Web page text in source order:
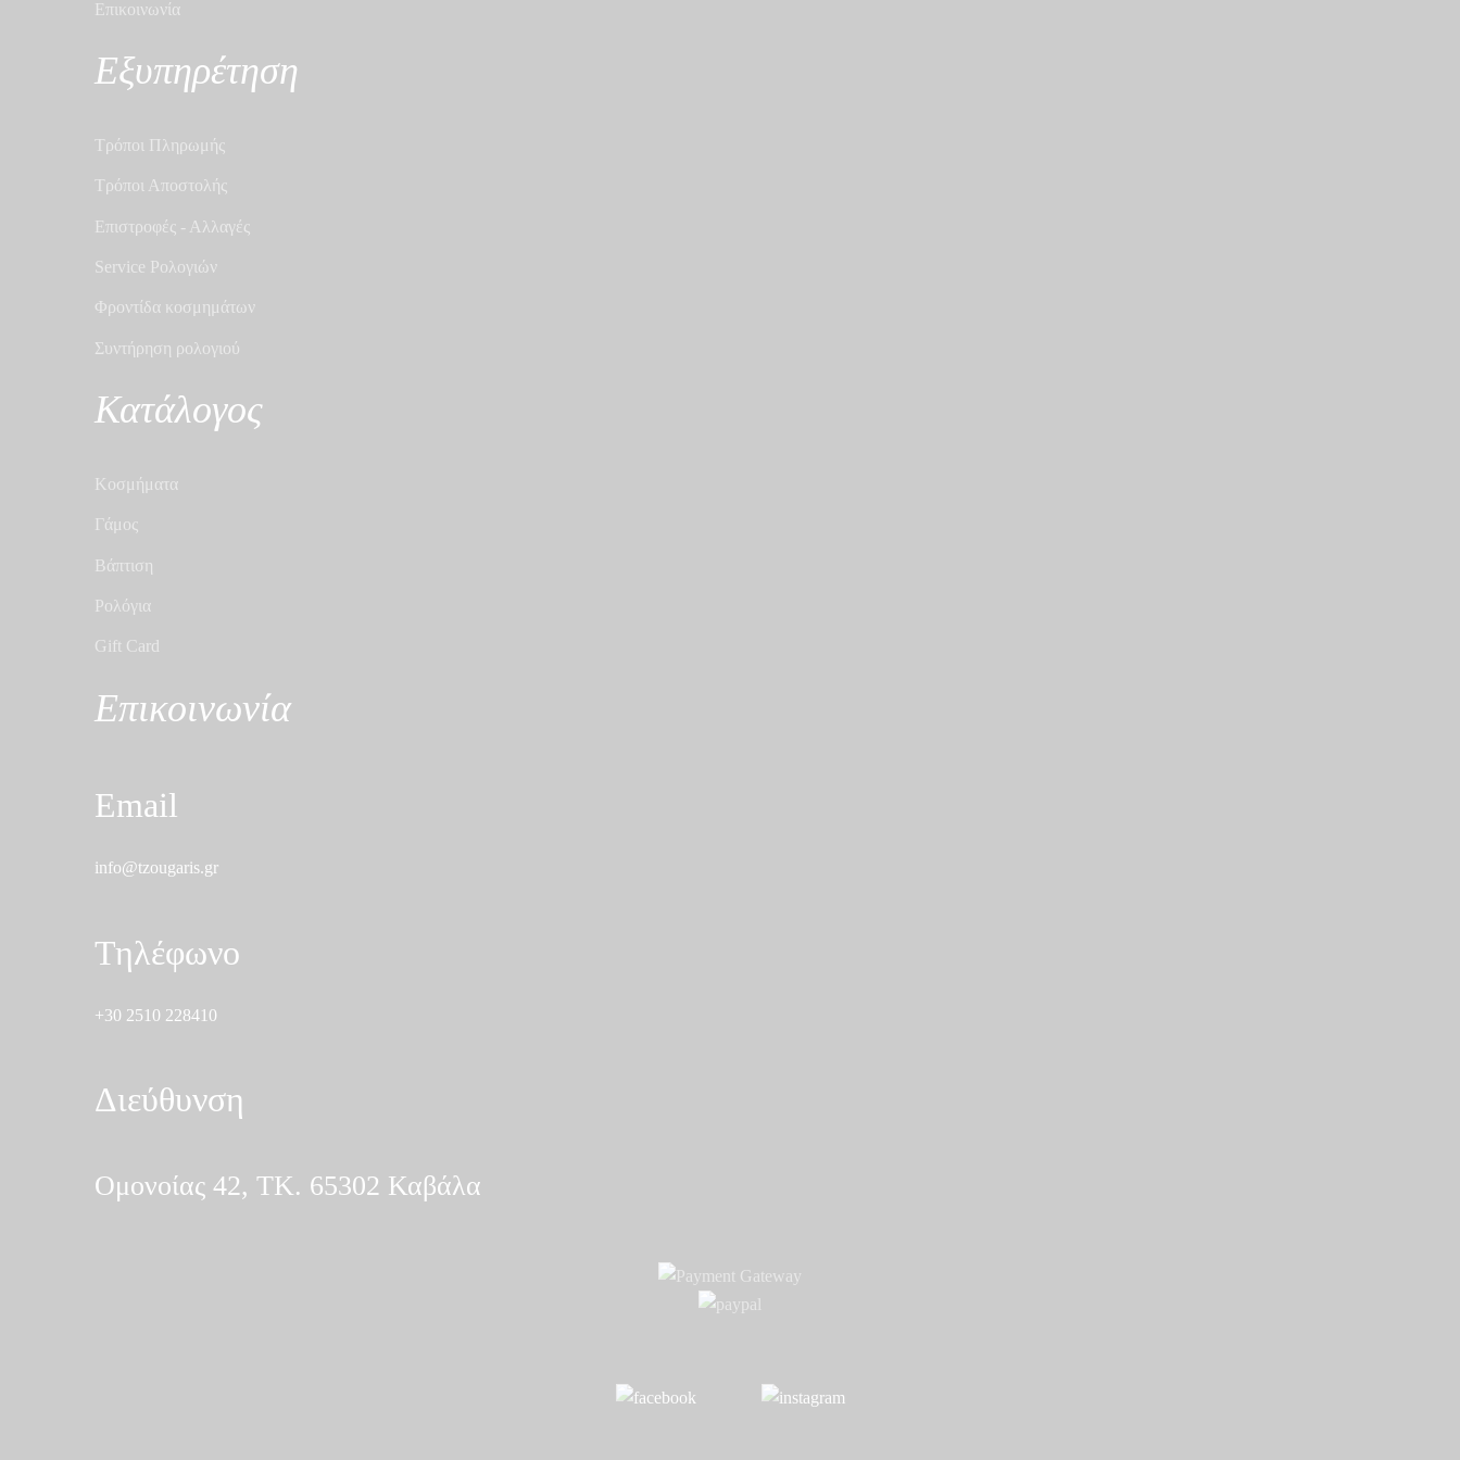
Επικοινωνία
Εξυπηρέτηση
Τρόποι Πληρωμής
Τρόποι Αποστολής
Επιστροφές - Αλλαγές
Service Ρολογιών
Φροντίδα κοσμημάτων
Συντήρηση ρολογιού
Κατάλογος
Κοσμήματα
Γάμος
Βάπτιση
Ρολόγια
Gift Card
Επικοινωνία
Email
info@tzougaris.gr
Τηλέφωνο
+30 2510 228410
Διεύθυνση
Ομονοίας 42, ΤΚ. 65302 Καβάλα